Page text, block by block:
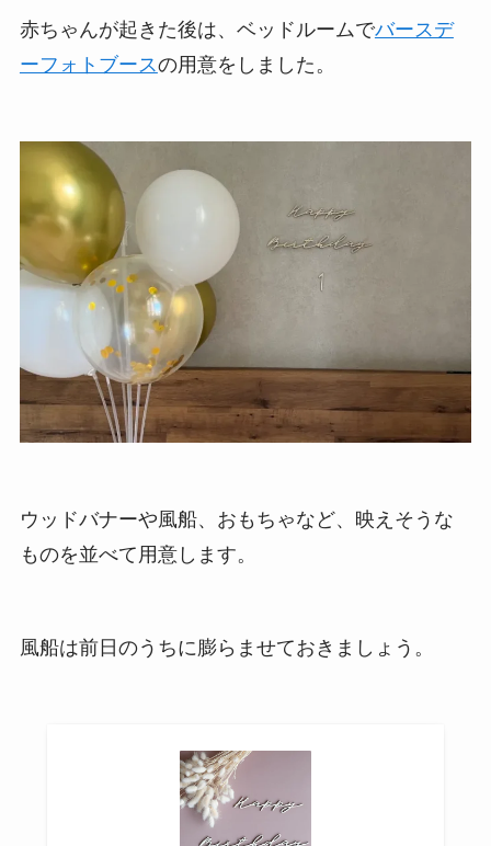
赤ちゃんが起きた後は、ベッドルームでバースデ
ーフォトブースの用意をしました。
ウッドバナーや風船、おもちゃなど、映えそうな
ものを並べて用意します。
風船は前日のうちに膨らませておきましょう。